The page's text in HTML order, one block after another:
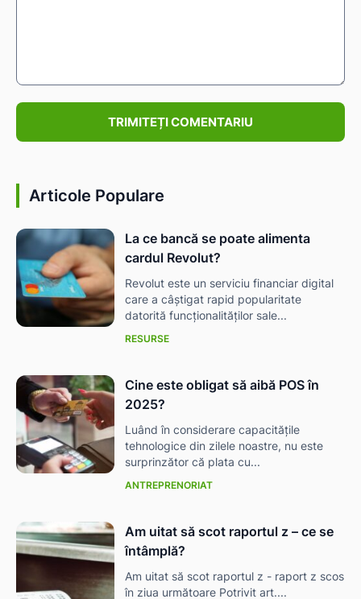
Articole Populare
La ce bancă se poate alimenta
cardul Revolut?
Revolut este un serviciu financiar digital
care a câștigat rapid popularitate
datorită funcționalităților sale...
RESURSE
Cine este obligat să aibă POS în
2025?
Luând în considerare capacitățile
tehnologice din zilele noastre, nu este
surprinzător că plata cu...
ANTREPRENORIAT
Am uitat să scot raportul z – ce se
întâmplă?
Am uitat să scot raportul z - raport z scos
în ziua următoare Potrivit art....